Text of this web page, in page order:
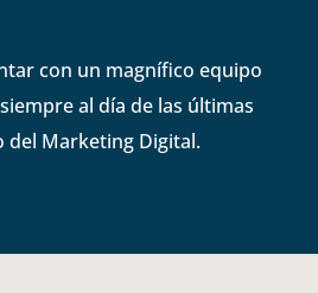
con un magnífico equipo
al día de las últimas
del Marketing Digital.